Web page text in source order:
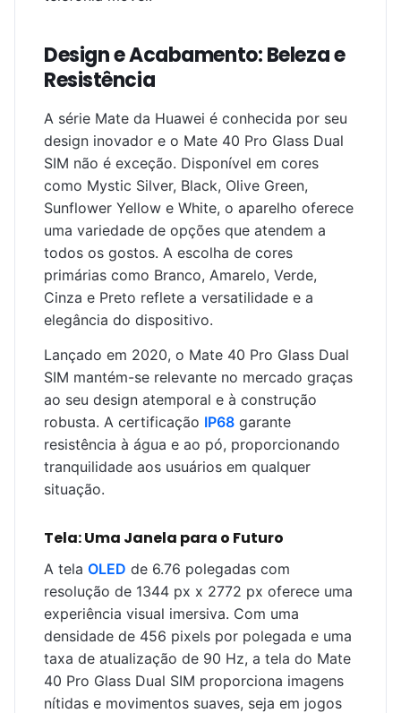
Design e Acabamento: Beleza e
Resistência
A série Mate da Huawei é conhecida por seu
design inovador e o Mate 40 Pro Glass Dual
SIM não é exceção. Disponível em cores
como Mystic Silver, Black, Olive Green,
Sunflower Yellow e White, o aparelho oferece
uma variedade de opções que atendem a
todos os gostos. A escolha de cores
primárias como Branco, Amarelo, Verde,
Cinza e Preto reflete a versatilidade e a
elegância do dispositivo.
Lançado em 2020, o Mate 40 Pro Glass Dual
SIM mantém-se relevante no mercado graças
ao seu design atemporal e à construção
robusta. A certificação IP68 garante
resistência à água e ao pó, proporcionando
tranquilidade aos usuários em qualquer
situação.
Tela: Uma Janela para o Futuro
A tela OLED de 6.76 polegadas com
resolução de 1344 px x 2772 px oferece uma
experiência visual imersiva. Com uma
densidade de 456 pixels por polegada e uma
taxa de atualização de 90 Hz, a tela do Mate
40 Pro Glass Dual SIM proporciona imagens
nítidas e movimentos suaves, seja em jogos